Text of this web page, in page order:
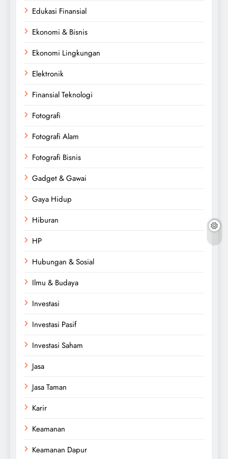
Edukasi Finansial
Ekonomi & Bisnis
Ekonomi Lingkungan
Elektronik
Finansial Teknologi
Fotografi
Fotografi Alam
Fotografi Bisnis
Gadget & Gawai
Gaya Hidup
Hiburan
HP
Hubungan & Sosial
Ilmu & Budaya
Investasi
Investasi Pasif
Investasi Saham
Jasa
Jasa Taman
Karir
Keamanan
Keamanan Dapur